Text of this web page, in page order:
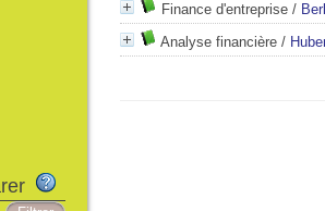
Finance d'entreprise /
Analyse financière /